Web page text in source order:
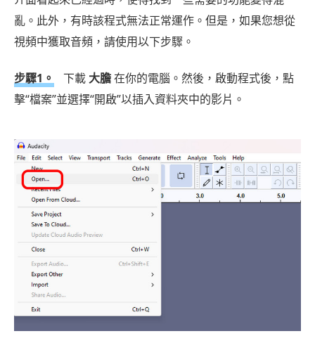
亂。此外，有時該程式無法正常運作。但是，如果您想從
視頻中獲取音頻，請使用以下步驟。
步驟1。 下載 大膽在你的電腦。然後，啟動程式後，點
擊“檔案”並選擇“開啟”以插入資料夾中的影片。